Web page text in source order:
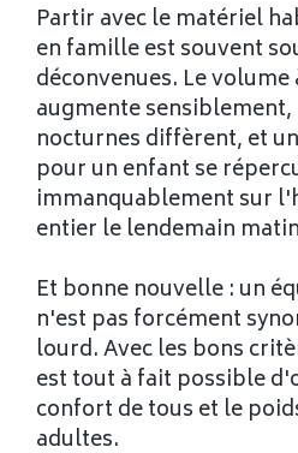
Partir avec le matériel
en famille est souvent
déconvenues. Le
augmente
nocturnes diffèrent, et
pour un enfant se
immanquablement sur
entier le lendemain
Et bonne nouvelle : un
n'est pas forcément
lourd. Avec les bons
est tout à fait possible
confort de tous et le
adultes.